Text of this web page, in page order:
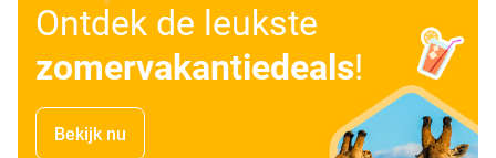
Ontdek de leukste
zomervakantiedeals!
Bekijk nu